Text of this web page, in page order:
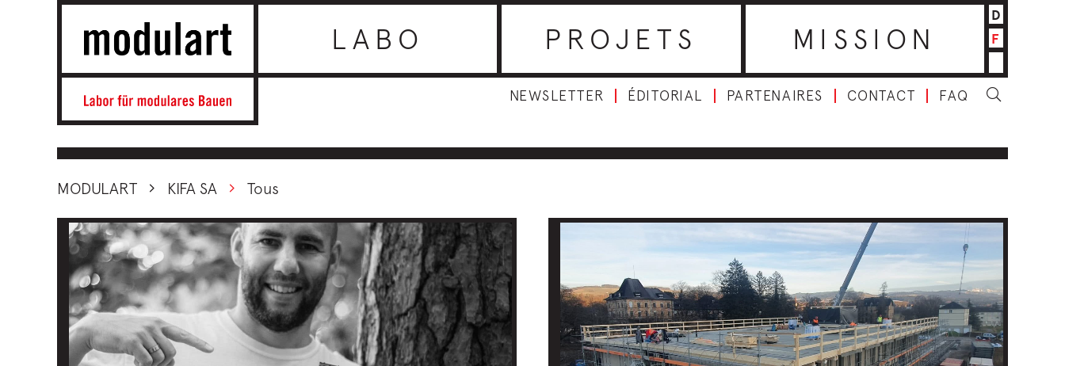
LABO PROJETS MISSION
D
F
NEWSLETTER ÉDITORIAL PARTENAIRES CONTACT FAQ
MODULART KIFA SA Tous